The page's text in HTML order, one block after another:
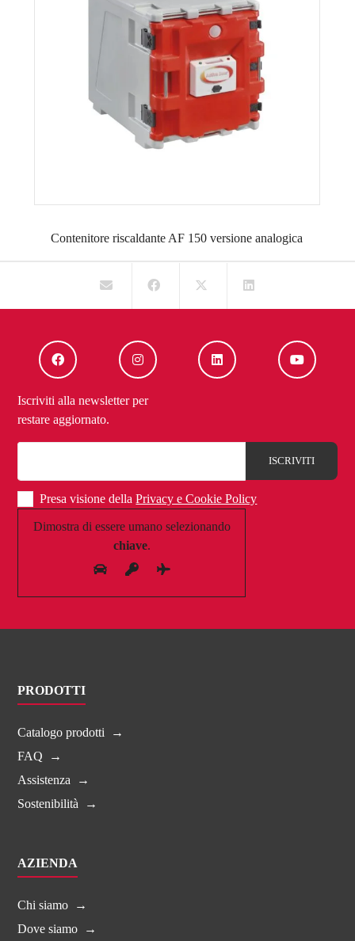
Contenitore riscaldante AF 150 versione analogica
Iscriviti alla newsletter per
restare aggiornato.
Presa visione dellaPrivacy e Cookie Policy
Dimostra di essere umano selezionando
chiave.
PRODOTTI
Catalogo prodotti
FAQ
Assistenza
Sostenibilità
AZIENDA
Chi siamo
Dove siamo